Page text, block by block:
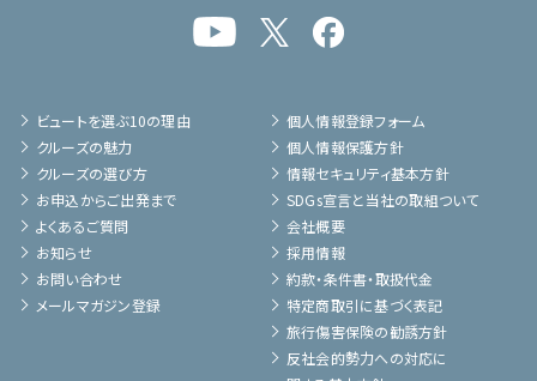
ビュートを選ぶ10の理由
クルーズの魅力
クルーズの選び方
お申込からご出発まで
よくあるご質問
お知らせ
お問い合わせ
メールマガジン登録
個人情報登録フォーム
個人情報保護方針
情報セキュリティ基本方針
SDGs宣言と当社の取組ついて
会社概要
採用情報
約款・条件書・取扱代金
特定商取引に基づく表記
旅行傷害保険の勧誘方針
反社会的勢力への対応に